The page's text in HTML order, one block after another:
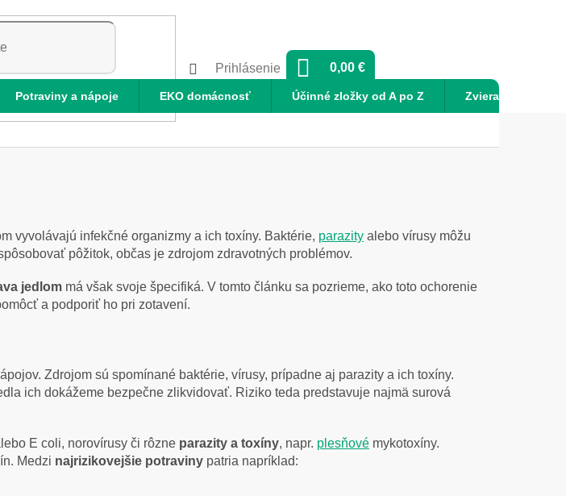
Prihlásenie
NÁKUPNÝ
0,00 €
Potraviny a nápoje EKO domácnosť Účinné zložky od A po Z Zvieratá
vyvolávajú infekčné organizmy a ich toxíny. Baktérie, parazity alebo vírusy môžu
pôžitok, občas je zdrojom zdravotných problémov.
jedlom má však svoje špecifiká. V tomto článku sa pozrieme, ako toto ochorenie
a podporiť ho pri zotavení.
Zdrojom sú spomínané baktérie, vírusy, prípadne aj parazity a ich toxíny.
ich dokážeme bezpečne zlikvidovať. Riziko teda predstavuje najmä surová
E coli, norovírusy či rôzne parazity a toxíny, napr. plesňové mykotoxíny.
Medzi najrizikovejšie potraviny patria napríklad: